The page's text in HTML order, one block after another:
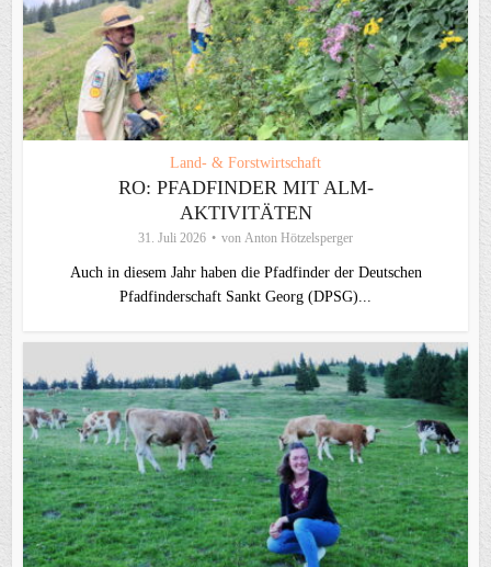
Land- & Forstwirtschaft
RO: PFADFINDER MIT ALM-
AKTIVITÄTEN
31. Juli 2026 von Anton Hötzelsperger
Auch in diesem Jahr haben die Pfadfinder der Deutschen
Pfadfinderschaft Sankt Georg (DPSG)...